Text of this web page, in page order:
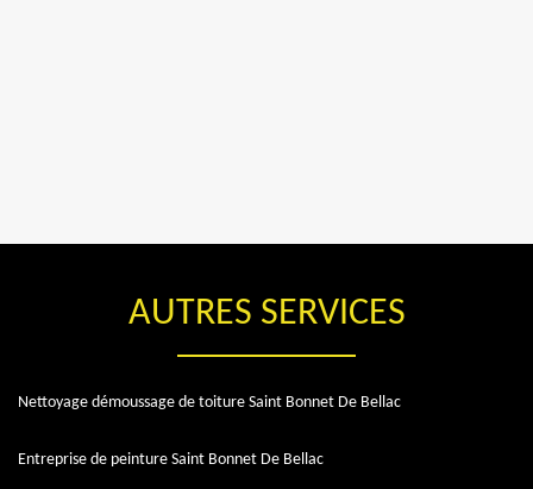
AUTRES SERVICES
Nettoyage démoussage de toiture Saint Bonnet De Bellac
Entreprise de peinture Saint Bonnet De Bellac